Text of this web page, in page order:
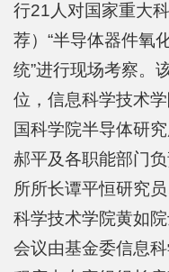
中
师
资
队
行21人对国家重大
荐）“半导体器件氧
统”进行现场考察。
位，信息科学技术
国科学院半导体研
郝平及各职能部门
所所长谭平恒研究
科学技术学院黄如
会议由基金委信息